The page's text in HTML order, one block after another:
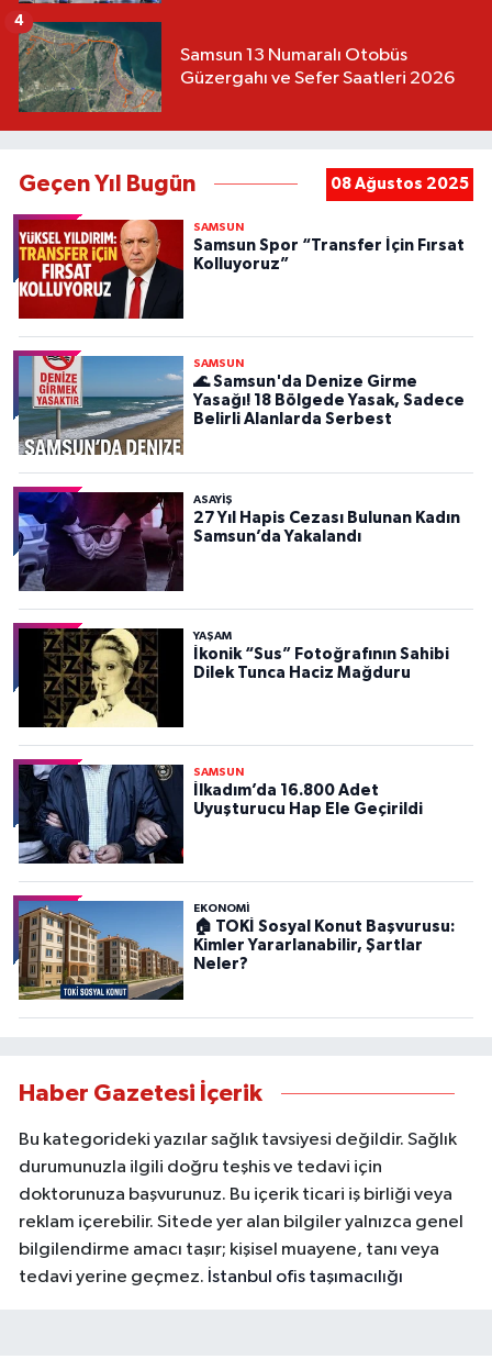
Samsun 13 Numaralı Otobüs
Güzergahı ve Sefer Saatleri 2026
4
Geçen Yıl Bugün 08 Ağustos 2025
SAMSUN
Samsun Spor “Transfer İçin Fırsat
Kolluyoruz”
SAMSUN
🌊 Samsun'da Denize Girme
Yasağı! 18 Bölgede Yasak, Sadece
Belirli Alanlarda Serbest
ASAYIŞ
27 Yıl Hapis Cezası Bulunan Kadın
Samsun’da Yakalandı
YAŞAM
İkonik “Sus” Fotoğrafının Sahibi
Dilek Tunca Haciz Mağduru
SAMSUN
İlkadım’da 16.800 Adet
Uyuşturucu Hap Ele Geçirildi
EKONOMİ
🏠 TOKİ Sosyal Konut Başvurusu:
Kimler Yararlanabilir, Şartlar
Neler?
Haber Gazetesi İçerik
Bu kategorideki yazılar sağlık tavsiyesi değildir. Sağlık
durumunuzla ilgili doğru teşhis ve tedavi için
doktorunuza başvurunuz. Bu içerik ticari iş birliği veya
reklam içerebilir. Sitede yer alan bilgiler yalnızca genel
bilgilendirme amacı taşır; kişisel muayene, tanı veya
tedavi yerine geçmez. İstanbul ofis taşımacılığı